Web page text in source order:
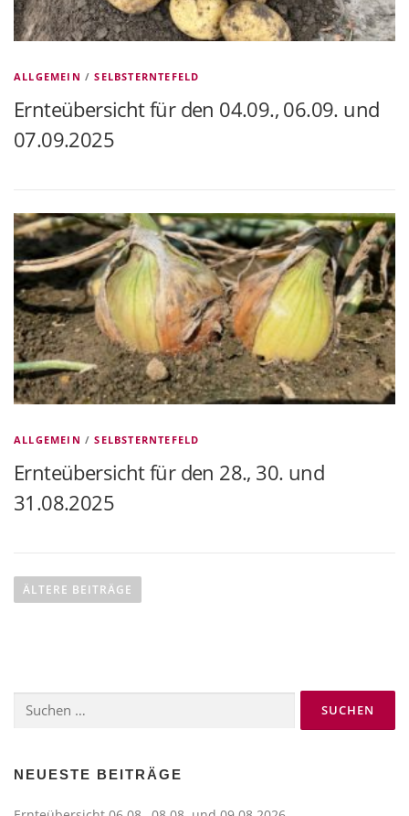
ALLGEMEIN /SELBSTERNTEFELD
Ernteübersicht für den 04.09., 06.09. und
07.09.2025
ALLGEMEIN /SELBSTERNTEFELD
Ernteübersicht für den 28., 30. und
31.08.2025
e
a
ÄLTERE BEITRÄGE
nach:
NEUESTE BEITRÄGE